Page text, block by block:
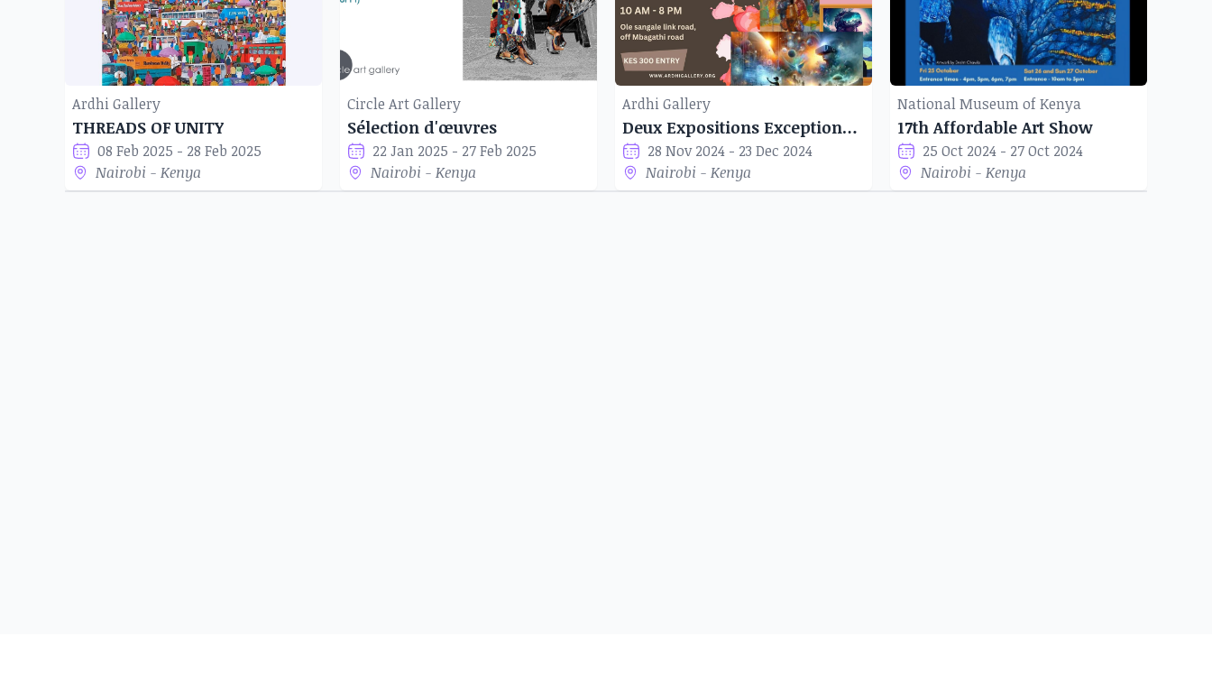
Ardhi Gallery
THREADS OF UNITY
08 Feb 2025 - 28 Feb 2025
Nairobi - Kenya
Circle Art Gallery
Sélection d'œuvres
22 Jan 2025 - 27 Feb 2025
Nairobi - Kenya
Ardhi Gallery
Deux Expositions Exceptionnelles à la Galerie Ardhi
28 Nov 2024 - 23 Dec 2024
Nairobi - Kenya
National Museum of Kenya
17th Affordable Art Show
25 Oct 2024 - 27 Oct 2024
Nairobi - Kenya